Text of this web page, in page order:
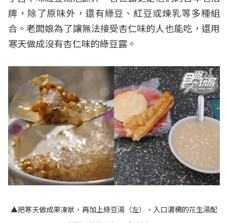
牌，除了原味外，還有綠豆、紅豆或煉乳等多種組
合。老闆娘為了讓無法接受杏仁味的人也能吃，還用
寒天做成沒有杏仁味的綠豆露。
▲把寒天做成果凍狀，再加上綠豆湯（左），入口濃稠的花生湯配